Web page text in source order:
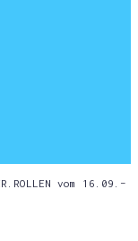
vom 16.09.–